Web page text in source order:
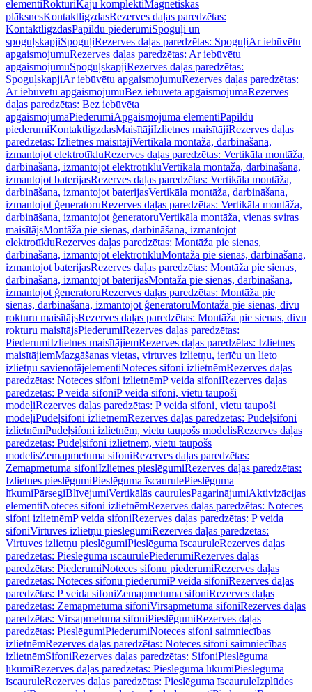
elementiRokturiKāju komplektiMagnētiskās
plāksnesKontaktligzdasRezerves daļas paredzētas:
KontaktligzdasPapildu piederumiSpoguļi un
spoguļskapjiSpoguļiRezerves daļas paredzētas: SpoguļiAr iebūvētu
apgaismojumuRezerves daļas paredzētas: Ar iebūvētu
apgaismojumuSpoguļskapjiRezerves daļas paredzētas:
SpoguļskapjiAr iebūvētu apgaismojumuRezerves daļas paredzētas:
Ar iebūvētu apgaismojumuBez iebūvēta apgaismojumaRezerves
daļas paredzētas: Bez iebūvēta
apgaismojumaPiederumiApgaismojuma elementiPapildu
piederumiKontaktligzdasMaisītājiIzlietnes maisītājiRezerves daļas
paredzētas: Izlietnes maisītājiVertikāla montāža, darbināšana,
izmantojot elektrotīkluRezerves daļas paredzētas: Vertikāla montāža,
darbināšana, izmantojot elektrotīkluVertikāla montāža, darbināšana,
izmantojot baterijasRezerves daļas paredzētas: Vertikāla montāža,
darbināšana, izmantojot baterijasVertikāla montāža, darbināšana,
izmantojot ģeneratoruRezerves daļas paredzētas: Vertikāla montāža,
darbināšana, izmantojot ģeneratoruVertikāla montāža, vienas sviras
maisītājsMontāža pie sienas, darbināšana, izmantojot
elektrotīkluRezerves daļas paredzētas: Montāža pie sienas,
darbināšana, izmantojot elektrotīkluMontāža pie sienas, darbināšana,
izmantojot baterijasRezerves daļas paredzētas: Montāža pie sienas,
darbināšana, izmantojot baterijasMontāža pie sienas, darbināšana,
izmantojot ģeneratoruRezerves daļas paredzētas: Montāža pie
sienas, darbināšana, izmantojot ģeneratoruMontāža pie sienas, divu
rokturu maisītājsRezerves daļas paredzētas: Montāža pie sienas, divu
rokturu maisītājsPiederumiRezerves daļas paredzētas:
PiederumiIzlietnes maisītājiemRezerves daļas paredzētas: Izlietnes
maisītājiemMazgāšanas vietas, virtuves izlietņu, ierīču un lieto
izlietņu savienotājelementiNoteces sifoni izlietnēmRezerves daļas
paredzētas: Noteces sifoni izlietnēmP veida sifoniRezerves daļas
paredzētas: P veida sifoniP veida sifoni, vietu taupoši
modeļiRezerves daļas paredzētas: P veida sifoni, vietu taupoši
modeļiPudeļsifoni izlietnēmRezerves daļas paredzētas: Pudeļsifoni
izlietnēmPudeļsifoni izlietnēm, vietu taupošs modelisRezerves daļas
paredzētas: Pudeļsifoni izlietnēm, vietu taupošs
modelisZemapmetuma sifoniRezerves daļas paredzētas:
Zemapmetuma sifoniIzlietnes pieslēgumiRezerves daļas paredzētas:
Izlietnes pieslēgumiPieslēguma īscaurulePieslēguma
līkumiPārsegiBlīvējumiVertikālās caurulesPagarinājumiAktivizācijas
elementiNoteces sifoni izlietnēmRezerves daļas paredzētas: Noteces
sifoni izlietnēmP veida sifoniRezerves daļas paredzētas: P veida
sifoniVirtuves izlietņu pieslēgumiRezerves daļas paredzētas:
Virtuves izlietņu pieslēgumiPieslēguma īscauruleRezerves daļas
paredzētas: Pieslēguma īscaurulePiederumiRezerves daļas
paredzētas: PiederumiNoteces sifonu piederumiRezerves daļas
paredzētas: Noteces sifonu piederumiP veida sifoniRezerves daļas
paredzētas: P veida sifoniZemapmetuma sifoniRezerves daļas
paredzētas: Zemapmetuma sifoniVirsapmetuma sifoniRezerves daļas
paredzētas: Virsapmetuma sifoniPieslēgumiRezerves daļas
paredzētas: PieslēgumiPiederumiNoteces sifoni saimniecības
izlietnēmRezerves daļas paredzētas: Noteces sifoni saimniecības
izlietnēmSifoniRezerves daļas paredzētas: SifoniPieslēguma
līkumiRezerves daļas paredzētas: Pieslēguma līkumiPieslēguma
īscauruleRezerves daļas paredzētas: Pieslēguma īscauruleIzplūdes